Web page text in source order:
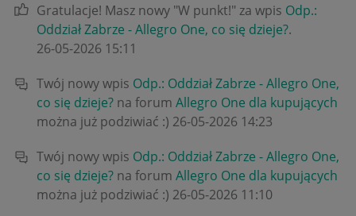
Gratulacje! Masz nowy "W punkt!" za wpis Odp.:
Oddział Zabrze - Allegro One, co się dzieje?.
‎26-05-2026 15:11
Twój nowy wpis Odp.: Oddział Zabrze - Allegro One,
co się dzieje? na forum Allegro One dla kupujących
można już podziwiać :) ‎26-05-2026 14:23
Twój nowy wpis Odp.: Oddział Zabrze - Allegro One,
co się dzieje? na forum Allegro One dla kupujących
można już podziwiać :) ‎26-05-2026 11:10